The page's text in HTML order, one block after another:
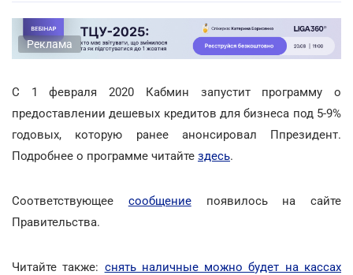
Реклама
С 1 февраля 2020 Кабмин запустит программу о
предоставлении дешевых кредитов для бизнеса под 5-9%
годовых, которую ранее анонсировал Ппрезидент.
Подробнее о программе читайте здесь.
Соответствующее сообщениепоявилось на сайте
Правительства.
Читайте также: снять наличные можно будет на кассах